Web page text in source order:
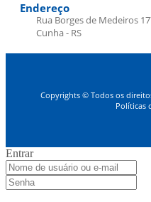
Endereço
Rua Borges de Medeiros
Cunha - RS
Copyrights © Todos os
Políticas
Entrar